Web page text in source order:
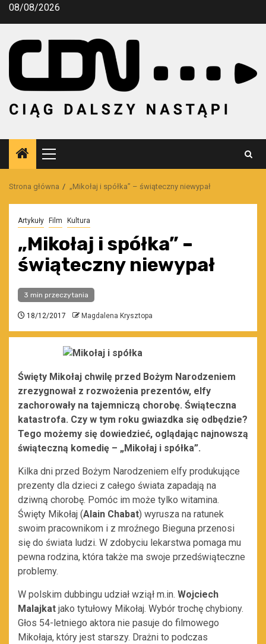
Przejdź
08/08/2026
Menu
główne
Strona główna „Mikołaj i spółka” – świąteczny niewypał
Artykuły Film Kultura
„Mikołaj i spółka” –
świąteczny niewypał
3 min przeczytania
18/12/2017 Magdalena Krysztopa
Święty Mikołaj chwilę przed Bożym Narodzeniem
zrezygnował z rozwożenia prezentów, elfy
zachorowały na tajemniczą chorobę. Świąteczna
katastrofa. Czy w tym roku gwiazdka się odbędzie?
Tego możemy się dowiedzieć, oglądając najnowszą
świąteczną komedię – „Mikołaj i spółka”.
Kilka dni przed Bożym Narodzeniem elfy produkujące
prezenty dla dzieci z całego świata zapadają na
dziwną chorobę. Pomóc im może tylko witamina.
Święty Mikołaj (Alain Chabat) wyrusza na ratunek
swoim pracownikom i z mroźnego Bieguna przenosi
się do świata ludzi. W zdobyciu lekarstwa pomaga mu
pewna rodzina, która także ma swoje przedświąteczne
problemy.
W polskim dubbingu udział wziął m.in. Wojciech
Malajkat jako tytułowy Mikołaj. Wybór trochę chybiony.
Głos 54-letniego aktora nie pasuje do filmowego
Mikołaja, który jest starszy. Drażni to podczas